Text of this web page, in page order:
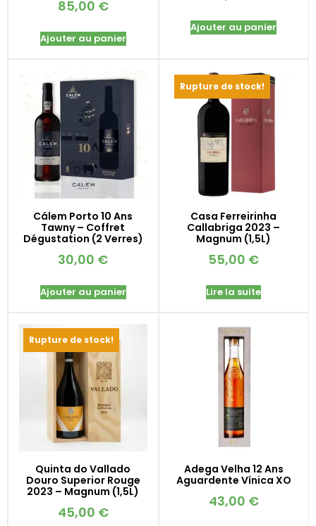
85,00 €
Ajouter au panier
Ajouter au panier
Cálem Porto 10 Ans
Tawny – Coffret
Dégustation (2 Verres)
30,00 €
Ajouter au panier
Rupture de stock!
Casa Ferreirinha
Callabriga 2023 –
Magnum (1,5L)
55,00 €
Lire la suite
Rupture de stock!
Quinta do Vallado
Douro Superior Rouge
2023 – Magnum (1,5L)
45,00 €
Adega Velha 12 Ans
Aguardente Vínica XO
43,00 €